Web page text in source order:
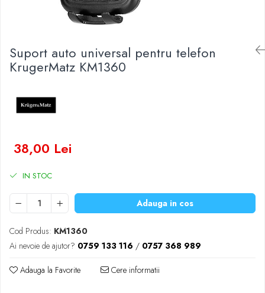
Lanterne
Lampi
Electrice
Convertoare tensiune
Stabilizatoare tensiune
Ventilatoare
Diverse gadgeturi
Periferice PC
Roboti pornire
Diverse accesorii auto
Baterii Zinc-Aer
Suport auto universal pentru telefon
KrugerMatz KM1360
38,00 Lei
IN STOC
Adauga in cos
Cod Produs: KM1360
Ai nevoie de ajutor? 0759 133 116 / 0757 368 989
Adauga la Favorite Cere informatii